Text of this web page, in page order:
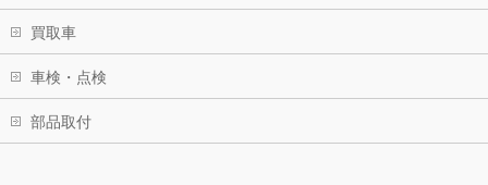
買取車
車検・点検
部品取付